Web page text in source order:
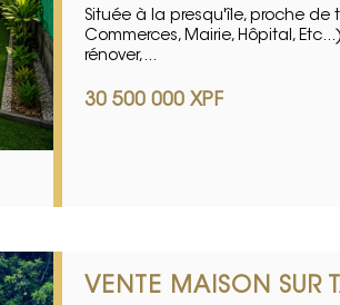
Située à la presqu'île, proche de
Commerces, Mairie, Hôpital,
rénover,...
30 500 000 XPF
VENTE MAISON SUR